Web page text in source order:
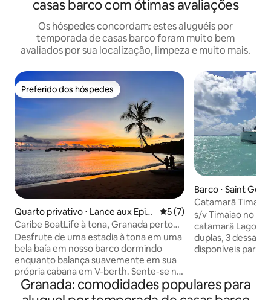
casas barco com ótimas avaliações
Os hóspedes concordam: estes aluguéis por
temporada de casas barco foram muito bem
avaliados por sua localização, limpeza e muito mais.
Preferido dos hóspedes
Preferido dos hóspedes
Quarto privativo ⋅ Lance aux Epin
es
5 de uma avaliação média
5 (7)
Caribe BoatLife à tona, Granada perto
da praia
Desfrute de uma estadia à tona em uma
bela baía em nosso barco dormindo
enquanto balança suavemente em sua
própria cabana em V-berth. Sente-se no
convés sob as estrelas. Ouça a distante
batida do tambor caribenho vindo dos
Barco ⋅ Saint
Catamarã
almoço inclusos
s/v Timaiao no
catamarã Lagoon
duplas, 3 dessas
disponíveis para
cristalino,
mergulhar nos
Granada: comodidades populares para